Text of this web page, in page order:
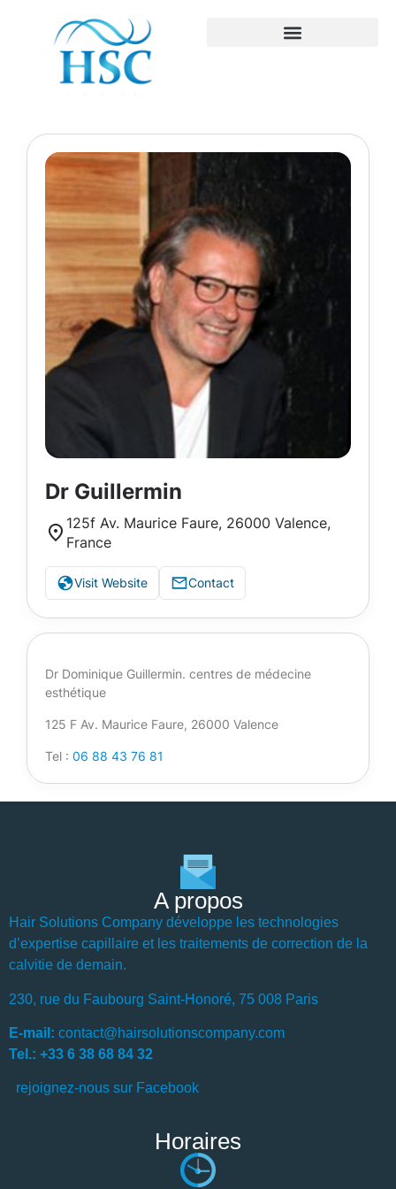
Dr Guillermin
125f Av. Maurice Faure, 26000 Valence,
France
Visit Website Contact
Dr Dominique Guillermin. centres de médecine
esthétique
125 F Av. Maurice Faure, 26000 Valence
Tel : 06 88 43 76 81
A propos
Hair Solutions Company développe les technologies
d’expertise capillaire et les traitements de correction de la
calvitie de demain.
230, rue du Faubourg Saint-Honoré, 75 008 Paris
E-mail: contact@hairsolutionscompany.com
Tel.: +33 6 38 68 84 32
rejoignez-nous sur Facebook
Horaires